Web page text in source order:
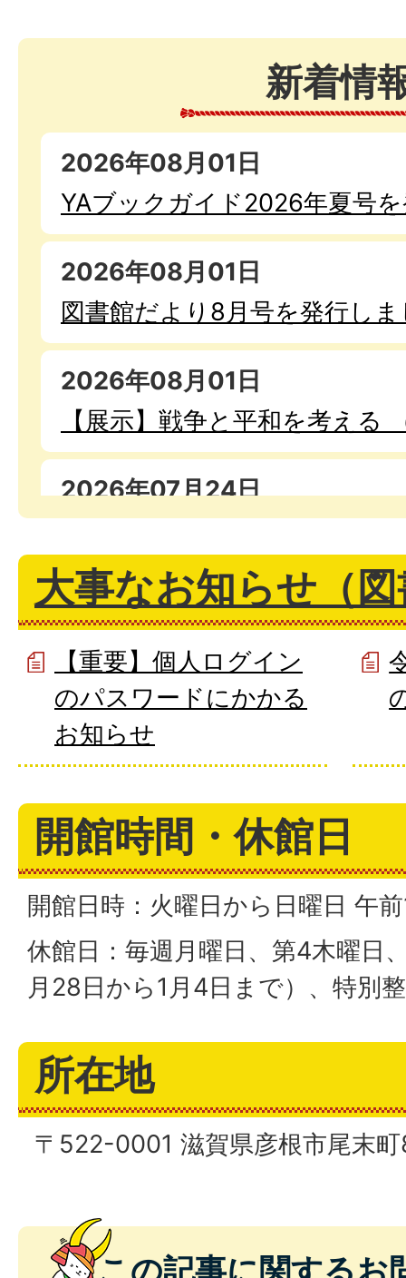
新着情
2026年08月01日
YAブックガイド2026年夏号
2026年08月01日
図書館だより8月号を発行し
2026年08月01日
【展示】戦争と平和を考える
2026年07月24日
賞PR展示（8月26日まで）
2026年07月24日
【展示】司書のひみつの本棚
（8月26日まで）
大事なお知らせ（
【重要】個人ログイン
のパスワードにかかる
お知らせ
開館時間・休館日
開館日時：火曜日から日曜日 午
休館日：毎週月曜日、第4木曜日
月28日から1月4日まで）、特別
所在地
〒522-0001 滋賀県彦根市尾末